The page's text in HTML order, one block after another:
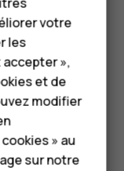
accéder sur
synchroniser
et
votre ordinateur,
et vidéos
votre
les
accepter »,
et de
modifier
» au
sur notre